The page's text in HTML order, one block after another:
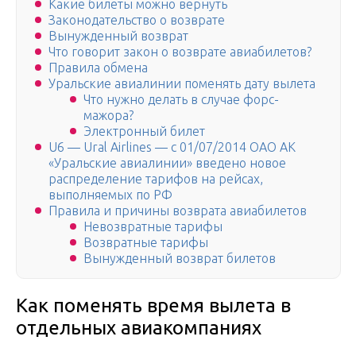
Какие билеты можно вернуть
Законодательство о возврате
Вынужденный возврат
Что говорит закон о возврате авиабилетов?
Правила обмена
Уральские авиалинии поменять дату вылета
Что нужно делать в случае форс-
мажора?
Электронный билет
U6 — Ural Airlines — с 01/07/2014 ОАО АК
«Уральские авиалинии» введено новое
распределение тарифов на рейсах,
выполняемых по РФ
Правила и причины возврата авиабилетов
Невозвратные тарифы
Возвратные тарифы
Вынужденный возврат билетов
Как поменять время вылета в
отдельных авиакомпаниях